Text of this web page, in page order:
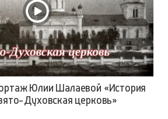
Юлии Шалаевой «История
Духовская церковь»